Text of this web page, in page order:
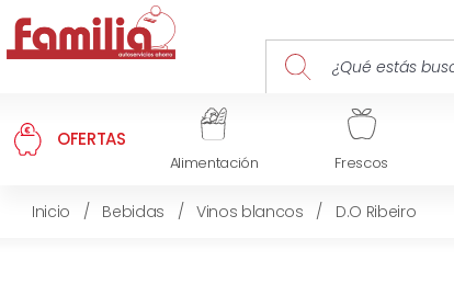
OFERTAS
Alimentación Frescos
Inicio / Bebidas / Vinos blancos / D.O Ribeiro